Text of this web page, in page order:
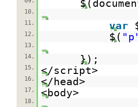
10.
11.
var
12. $(
13.
14.
});
15. </script>
16. </head>
17. <body>
18.